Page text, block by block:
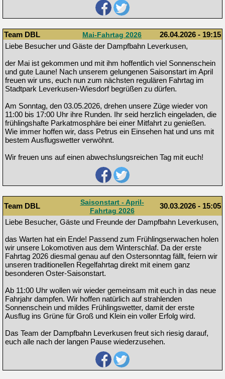
Team DBL Mai-Fahrtag 2026
26.04.2026 - 19:15
Liebe Besucher und Gäste der Dampfbahn Leverkusen,
der Mai ist gekommen und mit ihm hoffentlich viel Sonnenschein
und gute Laune! Nach unserem gelungenen Saisonstart im April
freuen wir uns, euch nun zum nächsten regulären Fahrtag im
Stadtpark Leverkusen-Wiesdorf begrüßen zu dürfen.
Am Sonntag, den 03.05.2026, drehen unsere Züge wieder von
11:00 bis 17:00 Uhr ihre Runden. Ihr seid herzlich eingeladen, die
frühlingshafte Parkatmosphäre bei einer Mitfahrt zu genießen.
Wie immer hoffen wir, dass Petrus ein Einsehen hat und uns mit
bestem Ausflugswetter verwöhnt.
Wir freuen uns auf einen abwechslungsreichen Tag mit euch!
Team DBL
Saisonstart - April-
Fahrtag 2026
30.03.2026 - 15:05
Liebe Besucher, Gäste und Freunde der Dampfbahn Leverkusen,
das Warten hat ein Ende! Passend zum Frühlingserwachen holen
wir unsere Lokomotiven aus dem Winterschlaf. Da der erste
Fahrtag 2026 diesmal genau auf den Ostersonntag fällt, feiern wir
unseren traditionellen Regelfahrtag direkt mit einem ganz
besonderen Oster-Saisonstart.
Ab 11:00 Uhr wollen wir wieder gemeinsam mit euch in das neue
Fahrjahr dampfen. Wir hoffen natürlich auf strahlenden
Sonnenschein und mildes Frühlingswetter, damit der erste
Ausflug ins Grüne für Groß und Klein ein voller Erfolg wird.
Das Team der Dampfbahn Leverkusen freut sich riesig darauf,
euch alle nach der langen Pause wiederzusehen.